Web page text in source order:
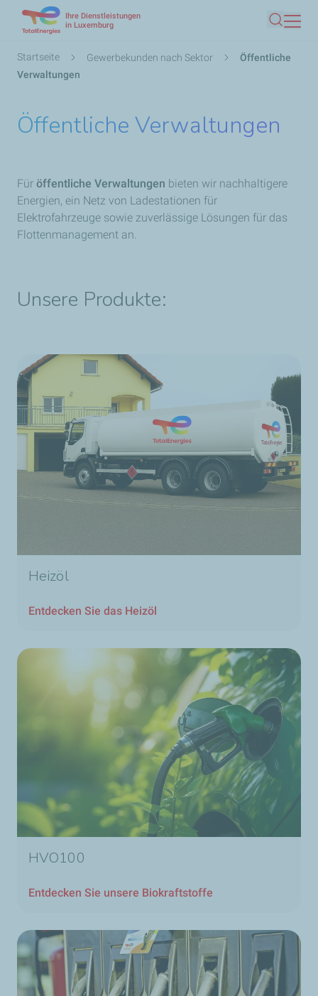
Inhalt
Ihre Dienstleistungen
in Luxemburg
Suche
Pfadnavigation
Startseite Gewerbekunden nach Sektor
Öffentliche
Verwaltungen
Öffentliche Verwaltungen
Für öffentliche Verwaltungen bieten wir nachhaltigere
Energien, ein Netz von Ladestationen für
Elektrofahrzeuge sowie zuverlässige Lösungen für das
Flottenmanagement an.
Unsere Produkte:
Heizöl
Entdecken Sie das Heizöl
HVO100
Entdecken Sie unsere Biokraftstoffe